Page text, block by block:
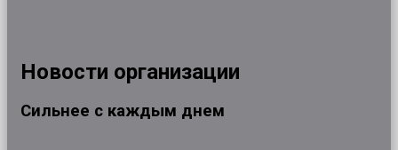
Новости организации
Сильнее с каждым днем